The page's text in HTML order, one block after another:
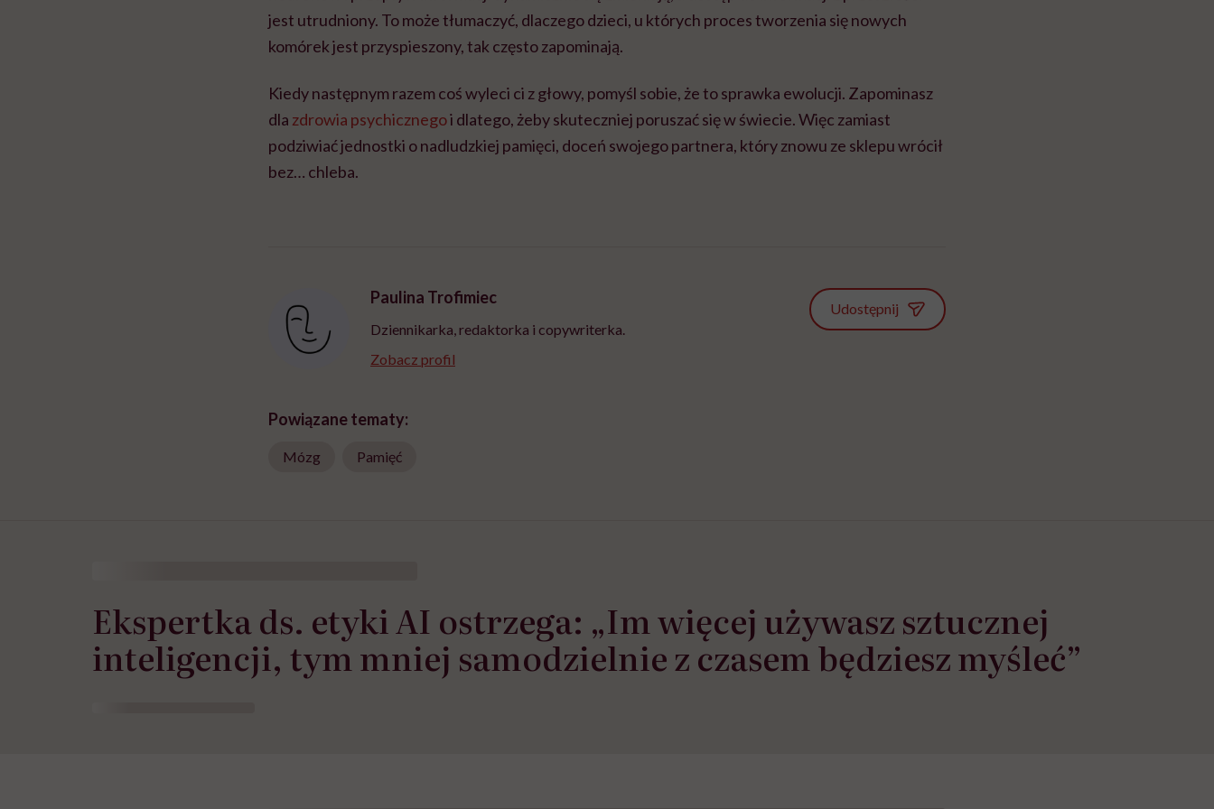
jest utrudniony. To może tłumaczyć, dlaczego dzieci, u których proces tworzenia się nowych
komórek jest przyspieszony, tak często zapominają.
Kiedy następnym razem coś wyleci ci z głowy, pomyśl sobie, że to sprawka ewolucji. Zapominasz
dla zdrowia psychicznegoi dlatego, żeby skuteczniej poruszać się w świecie. Więc zamiast
podziwiać jednostki o nadludzkiej pamięci, doceń swojego partnera, który znowu ze sklepu wrócił
bez… chleba.
Paulina Trofimiec
Dziennikarka, redaktorka i copywriterka.
Zobacz profil
Udostępnij
Powiązane tematy:
Mózg Pamięć
Ekspertka ds. etyki AI ostrzega: „Im więcej używasz sztucznej
inteligencji, tym mniej samodzielnie z czasem będziesz myśleć”